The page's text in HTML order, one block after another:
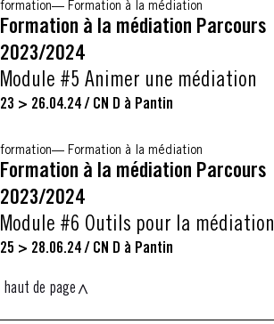
formation Formation à la médiation
Formation à la médiation Parcours
2023/2024
Module #5 Animer une médiation
23 > 26.04.24 / CN D à Pantin
formation Formation à la médiation
Formation à la médiation Parcours
2023/2024
Module #6 Outils pour la médiation
25 > 28.06.24 / CN D à Pantin
haut de page